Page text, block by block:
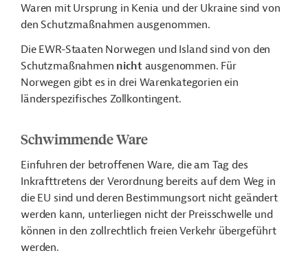
Waren mit Ursprung in Kenia und der Ukraine sind von
den Schutzmaßnahmen ausgenommen.
Die EWR-Staaten Norwegen und Island sind von den
Schutzmaßnahmen nicht ausgenommen. Für
Norwegen gibt es in drei Warenkategorien ein
länderspezifisches Zollkontingent.
Schwimmende Ware
Einfuhren der betroffenen Ware, die am Tag des
Inkrafttretens der Verordnung bereits auf dem Weg in
die EU sind und deren Bestimmungsort nicht geändert
werden kann, unterliegen nicht der Preisschwelle und
können in den zollrechtlich freien Verkehr übergeführt
werden.